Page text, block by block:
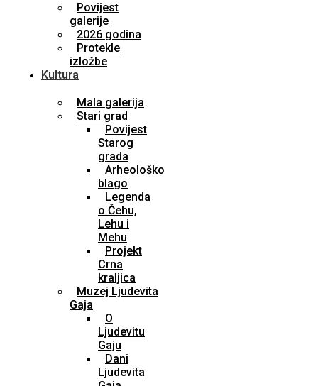
Povijest
galerije
2026 godina
Protekle
izložbe
Kultura
Mala galerija
Stari grad
Povijest
Starog
grada
Arheološko
blago
Legenda
o Čehu,
Lehu i
Mehu
Projekt
Crna
kraljica
Muzej Ljudevita
Gaja
O
Ljudevitu
Gaju
Dani
Ljudevita